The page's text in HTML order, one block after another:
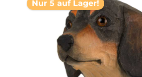
Nur 5 auf Lager!